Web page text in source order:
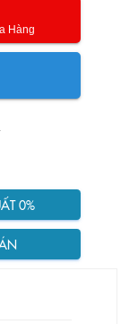
Hàng
0%